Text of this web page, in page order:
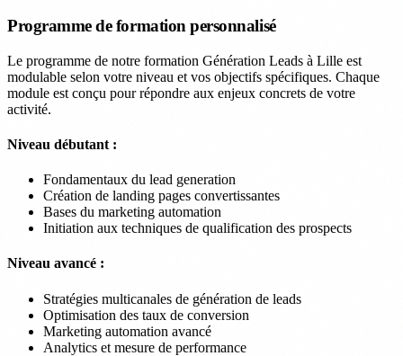
Programme de formation personnalisé
Le programme de notre formation Génération Leads à Lille est
modulable selon votre niveau et vos objectifs spécifiques. Chaque
module est conçu pour répondre aux enjeux concrets de votre
activité.
Niveau débutant :
Fondamentaux du lead generation
Création de landing pages convertissantes
Bases du marketing automation
Initiation aux techniques de qualification des prospects
Niveau avancé :
Stratégies multicanales de génération de leads
Optimisation des taux de conversion
Marketing automation avancé
Analytics et mesure de performance